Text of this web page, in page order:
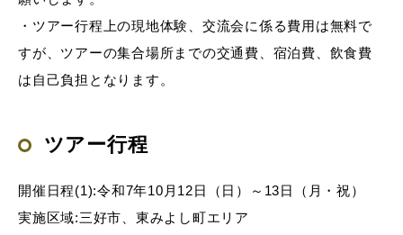
・ツアー行程上の現地体験、交流会に係る費用は無料で
すが、ツアーの集合場所までの交通費、宿泊費、飲食費
は自己負担となります。
ツアー行程
開催日程(1):令和7年10月12日（日）～13日（月・祝）
実施区域:三好市、東みよし町エリア